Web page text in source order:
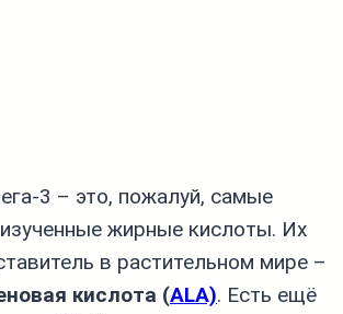
– это, пожалуй, самые
жирные кислоты. Их
в растительном мире –
кислота (ALA). Есть ещё